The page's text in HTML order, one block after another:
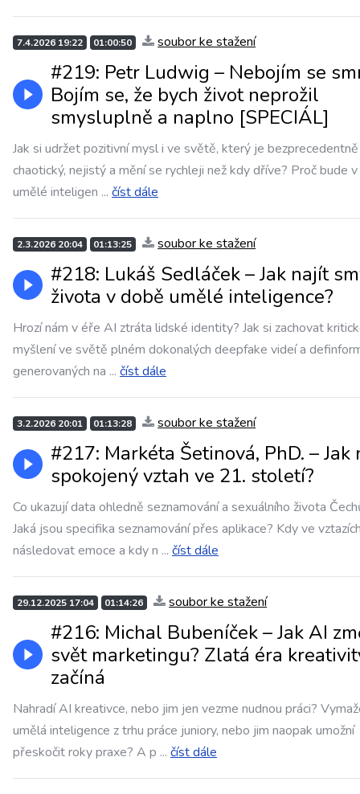
7.4.2026 19:22 01:00:50 soubor ke stažení
#219: Petr Ludwig – Nebojím se
Bojím se, že bych život neprožil
smysluplně a naplno [SPECIÁL]
Jak si udržet pozitivní mysl i ve světě, který je bezprecedentně
chaotický, nejistý a mění se rychleji než kdy dříve? Proč bude
umělé inteligen ... číst dále
2.3.2026 20:04 01:13:25 soubor ke stažení
#218: Lukáš Sedláček – Jak najít
života v době umělé inteligence?
Hrozí nám v éře AI ztráta lidské identity? Jak si zachovat
myšlení ve světě plném dokonalých deepfake videí a
generovaných na ... číst dále
3.2.2026 20:01 01:13:28 soubor ke stažení
#217: Markéta Šetinová, PhD. – Jak
spokojený vztah ve 21. století?
Co ukazují data ohledně seznamování a sexuálního života
Jaká jsou specifika seznamování přes aplikace? Kdy ve
následovat emoce a kdy n ... číst dále
29.12.2025 17:04 01:14:26 soubor ke stažení
#216: Michal Bubeníček – Jak AI
svět marketingu? Zlatá éra
začíná
Nahradí AI kreativce, nebo jim jen vezme nudnou práci?
umělá inteligence z trhu práce juniory, nebo jim naopak umožní
přeskočit roky praxe? A p ... číst dále